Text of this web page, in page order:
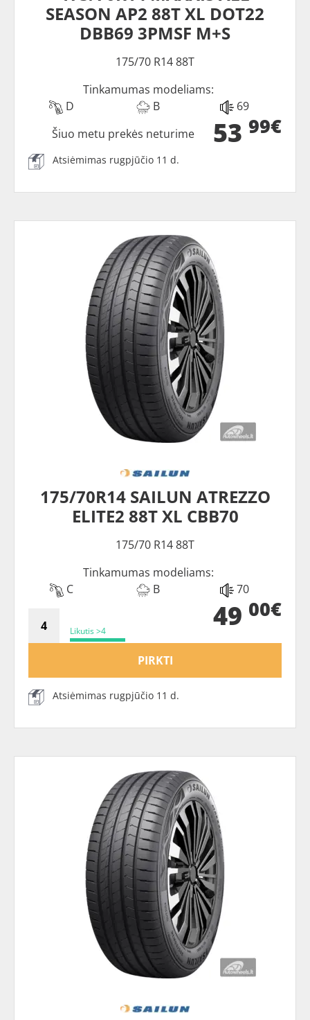
SEASON AP2 88T XL DOT22
DBB69 3PMSF M+S
175/70 R14 88T
Tinkamumas modeliams:
D
B 69
53 99€
Šiuo metu prekės neturime
Atsiėmimas rugpjūčio 11 d.
175/70R14 SAILUN ATREZZO
ELITE2 88T XL CBB70
175/70 R14 88T
Tinkamumas modeliams:
C
B 70
Likutis >4 49 00€
PIRKTI
Atsiėmimas rugpjūčio 11 d.